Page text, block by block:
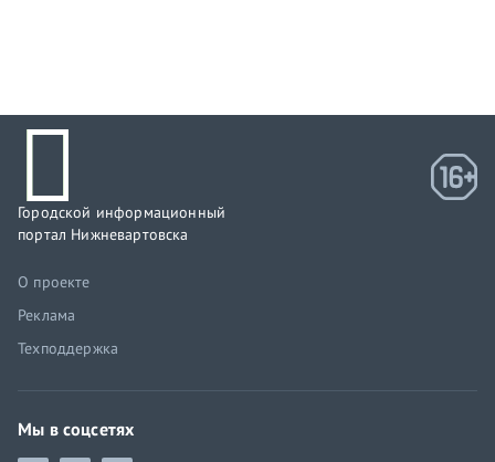
Городской информационный
портал Нижневартовска
О проекте
Реклама
Техподдержка
Мы в соцсетях